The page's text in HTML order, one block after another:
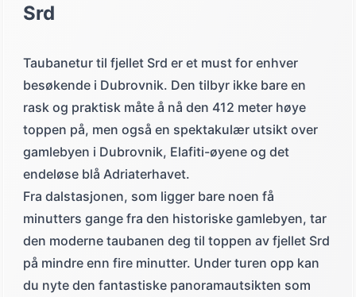
Srd
Taubanetur til fjellet Srd er et must for enhver
besøkende i Dubrovnik. Den tilbyr ikke bare en
rask og praktisk måte å nå den 412 meter høye
toppen på, men også en spektakulær utsikt over
gamlebyen i Dubrovnik, Elafiti-øyene og det
endeløse blå Adriaterhavet.
Fra dalstasjonen, som ligger bare noen få
minutters gange fra den historiske gamlebyen, tar
den moderne taubanen deg til toppen av fjellet Srd
på mindre enn fire minutter. Under turen opp kan
du nyte den fantastiske panoramautsikten som